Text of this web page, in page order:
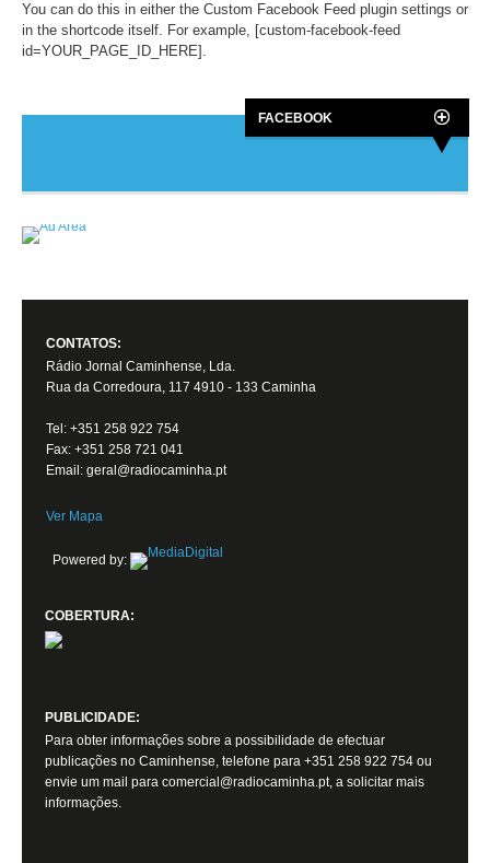
You can do this in either the Custom Facebook Feed plugin settings or
in the shortcode itself. For example, [custom-facebook-feed
id=YOUR_PAGE_ID_HERE].
FACEBOOK
CONTATOS:
Rádio Jornal Caminhense, Lda.
Rua da Corredoura, 117 4910 - 133 Caminha
Tel: +351 258 922 754
Fax: +351 258 721 041
Email: geral@radiocaminha.pt
Ver Mapa
Powered by:
COBERTURA:
PUBLICIDADE:
Para obter informações sobre a possibilidade de efectuar
publicações no Caminhense, telefone para +351 258 922 754 ou
envie um mail para comercial@radiocaminha.pt, a solicitar mais
informações.